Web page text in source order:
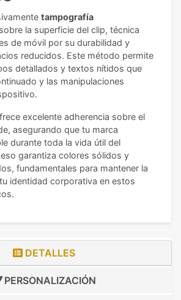
tampografía
sobre la superficie del clip, técnica
de móvil por su durabilidad y
reducidos. Este método permite
detallados y textos nítidos que
y las manipulaciones
excelente adherencia sobre el
asegurando que tu marca
durante toda la vida útil del
garantiza colores sólidos y
fundamentales para mantener la
identidad corporativa en estos
DETALLES
PERSONALIZACIÓN